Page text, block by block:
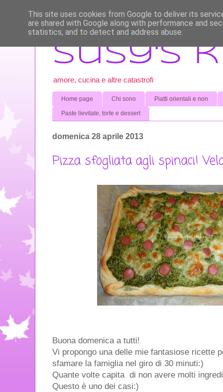
Susy's
amore, cucina e altre catastrofi
Home page Chi sono Piatti orientali e non
Paste lievitate, torte e dessert
domenica 28 aprile 2013
Pizza sfogliata agli spinaci!
Buona domenica a tutti!
Vi propongo una delle mie fantasiose ricette
sfamare la famiglia nel giro di 30 minuti:)
Quante volte capita di non avere molti
Questo è uno dei casi:)
This site uses cookies from Google to deliver its
are shared with Google along with performance and
statistics, and to detect and address abuse.